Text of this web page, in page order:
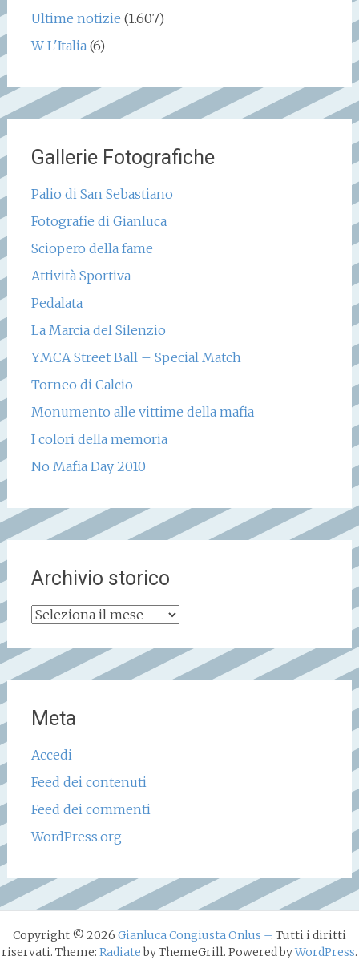
Ultime notizie (1.607)
W L'Italia (6)
Gallerie Fotografiche
Palio di San Sebastiano
Fotografie di Gianluca
Sciopero della fame
Attività Sportiva
Pedalata
La Marcia del Silenzio
YMCA Street Ball – Special Match
Torneo di Calcio
Monumento alle vittime della mafia
I colori della memoria
No Mafia Day 2010
Archivio storico
Archivio
Meta
Accedi
Feed dei contenuti
Feed dei commenti
WordPress.org
Copyright © 2026 Gianluca Congiusta Onlus –. Tutti i diritti
riservati. Theme: Radiateby ThemeGrill. Powered byWordPress.